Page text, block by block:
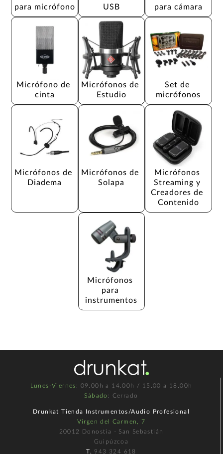
para micrófono
USB
para cámara
Micrófono de
cinta
Micrófonos de
Estudio
Set de
micrófonos
Micrófonos de
Diadema
Micrófonos de
Solapa
Micrófonos
Streaming y
Creadores de
Contenido
Micrófonos
para
instrumentos
Lunes-Viernes : 09.00h a 14.00h / 15.00 a 18.00h
Sábado : Cerrado
Drunkat Tienda Instrumentos/Audio Profesional
Virgen del Carmen, 7
20012 Donostia - San Sebastián
Guipúzcoa
T. 943 324 618